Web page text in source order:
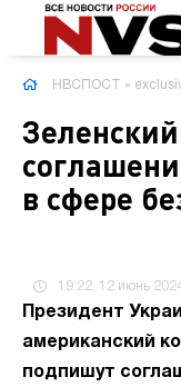
НВСПОСТ »
в сфере
19:22, 12 июнь
Президент
американский
подпишут